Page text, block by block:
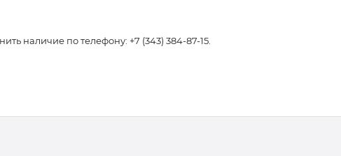
наличие по телефону: +7 (343) 384-87-15.